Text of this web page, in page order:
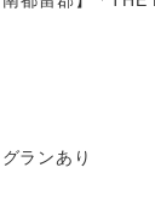
ランあり